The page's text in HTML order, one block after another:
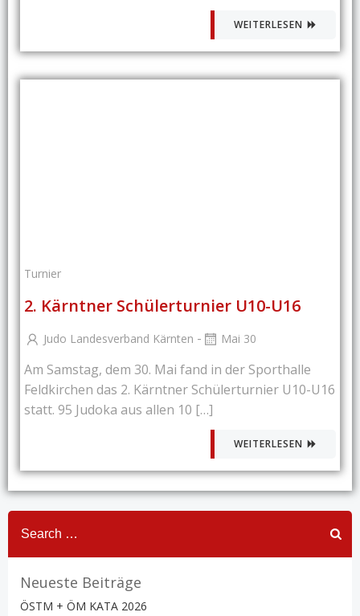
WEITERLESEN
Turnier
2. Kärntner Schülerturnier U10-U16
Judo Landesverband Kärnten - Mai 30
Am Samstag, dem 30. Mai fand in der Sporthalle
Feldkirchen das 2. Kärntner Schülerturnier U10-U16
statt. 95 Judoka aus allen 10 […]
WEITERLESEN
Search
for:
Neueste Beiträge
ÖSTM + ÖM KATA 2026